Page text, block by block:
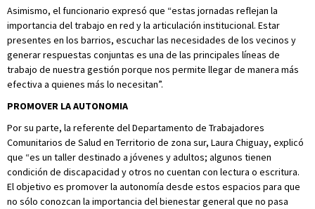
Asimismo, el funcionario expresó que “estas jornadas reflejan la
importancia del trabajo en red y la articulación institucional. Estar
presentes en los barrios, escuchar las necesidades de los vecinos y
generar respuestas conjuntas es una de las principales líneas de
trabajo de nuestra gestión porque nos permite llegar de manera más
efectiva a quienes más lo necesitan”.
PROMOVER LA AUTONOMIA
Por su parte, la referente del Departamento de Trabajadores
Comunitarios de Salud en Territorio de zona sur, Laura Chiguay, explicó
que “es un taller destinado a jóvenes y adultos; algunos tienen
condición de discapacidad y otros no cuentan con lectura o escritura.
El objetivo es promover la autonomía desde estos espacios para que
no sólo conozcan la importancia del bienestar general que no pasa